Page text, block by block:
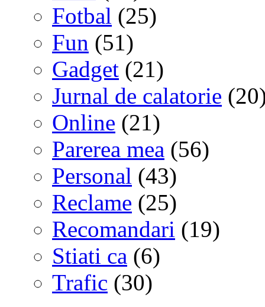
Fotbal (25)
Fun (51)
Gadget (21)
Jurnal de calatorie
Online (21)
Parerea mea (56)
Personal (43)
Reclame (25)
Recomandari (19)
Stiati ca (6)
Trafic (30)